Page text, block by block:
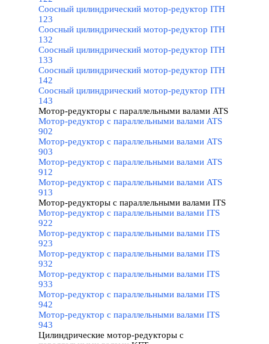
Соосный цилиндрический мотор-редуктор ITH
123
Соосный цилиндрический мотор-редуктор ITH
132
Соосный цилиндрический мотор-редуктор ITH
133
Соосный цилиндрический мотор-редуктор ITH
142
Соосный цилиндрический мотор-редуктор ITH
143
Мотор-редукторы с параллельными валами ATS
Мотор-редуктор с параллельными валами ATS
902
Мотор-редуктор с параллельными валами ATS
903
Мотор-редуктор с параллельными валами ATS
912
Мотор-редуктор с параллельными валами ATS
913
Мотор-редукторы с параллельными валами ITS
Мотор-редуктор с параллельными валами ITS
922
Мотор-редуктор с параллельными валами ITS
923
Мотор-редуктор с параллельными валами ITS
932
Мотор-редуктор с параллельными валами ITS
933
Мотор-редуктор с параллельными валами ITS
942
Мотор-редуктор с параллельными валами ITS
943
Цилиндрические мотор-редукторы с